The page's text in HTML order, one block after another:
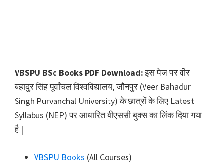
VBSPU BSc Books PDF Download:इस पेज पर वीर
बहादुर सिंह पूर्वांचल विश्वविद्यालय, जौनपुर (Veer Bahadur
Singh Purvanchal University) के छात्रों के लिए Latest
Syllabus (NEP) पर आधारित बीएससी बुक्स का लिंक दिया गया
है |
VBSPU Books (All Courses)